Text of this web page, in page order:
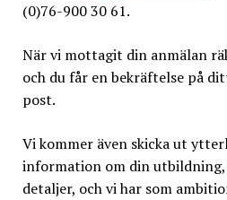
(0)76-900 30 61.
När vi mottagit din anmälan
och du får en bekräftelse på
post.
Vi kommer även skicka ut
information om din
detaljer, och vi har som